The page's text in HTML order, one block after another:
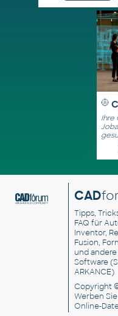
Ihre
CAD
Tipps,
FAQ für
Inventor,
Fusion,
und
Software
ARKANCE)
Copyright
Werben Sie
Online-